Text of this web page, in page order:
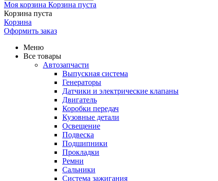
Моя корзина Корзина пуста
Корзина пуста
Корзина
Оформить заказ
Меню
Все товары
Автозапчасти
Выпускная система
Генераторы
Датчики и электрические клапаны
Двигатель
Коробки передач
Кузовные детали
Освещение
Подвеска
Подшипники
Прокладки
Ремни
Сальники
Система зажигания